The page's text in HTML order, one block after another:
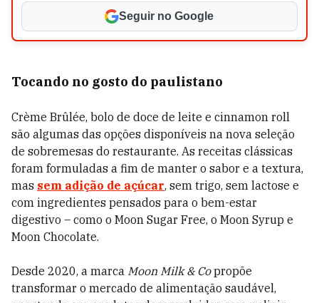
Seguir no Google
Tocando no gosto do paulistano
Crème Brûlée, bolo de doce de leite e cinnamon roll
são algumas das opções disponíveis na nova seleção
de sobremesas do restaurante. As receitas clássicas
foram formuladas a fim de manter o sabor e a textura,
mas sem adição de açúcar, sem trigo, sem lactose e
com ingredientes pensados para o bem-estar
digestivo – como o Moon Sugar Free, o Moon Syrup e
Moon Chocolate.
Desde 2020, a marca Moon Milk & Copropõe
transformar o mercado de alimentação saudável,